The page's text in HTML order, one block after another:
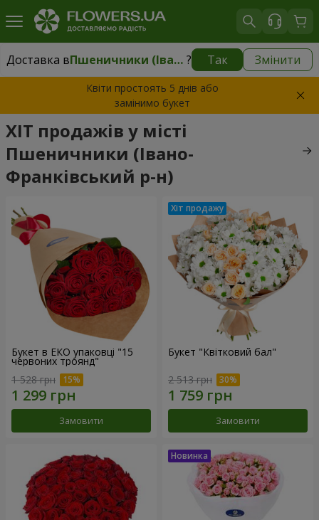
Доставка в Пшеничники (Івано-Франківський р-н) ? Так Змінити
Доставка в безкоштовно
Квіти простоять 5 днів або
замінимо букет
ХІТ продажів у місті
Пшеничники (Івано-
Франківський р-н)
Букет в ЕКО упаковці "15
червоних троянд"
1 528 грн
Замовити
Букет "Квітковий бал"
2 513 грн
Замовити